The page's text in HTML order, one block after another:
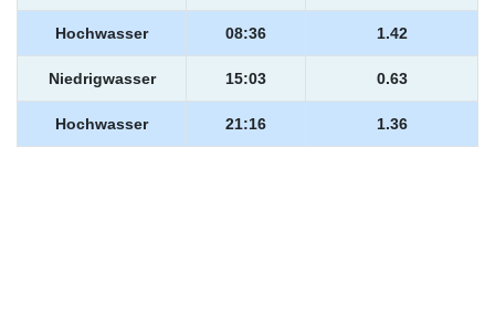
Hochwasser 08:36 1.42
Niedrigwasser 15:03 0.63
Hochwasser 21:16 1.36